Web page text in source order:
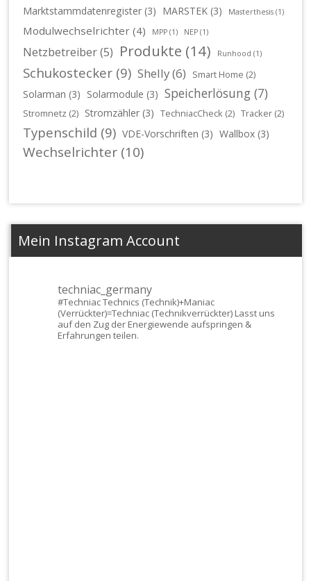
Marktstammdatenregister (3) MARSTEK (3) Masterthesis (1)
Modulwechselrichter (4) MPP (1) NEP (1)
Netzbetreiber(5) Produkte (14) Runhood (1)
Schukostecker (9) Shelly(6) Smart Home (2)
Solarman (3) Solarmodule (3) Speicherlösung (7)
Stromnetz (2) Stromzähler (3) TechniacCheck (2) Tracker (2)
Typenschild (9) VDE-Vorschriften (3) Wallbox (3)
Wechselrichter (10)
Mein Instagram Account
techniac_germany
#TechniacTechnics (Technik)+Maniac
(Verrückter)=Techniac (Technikverrückter) Lasst uns
auf den Zug der Energiewende aufspringen &
Erfahrungen teilen.